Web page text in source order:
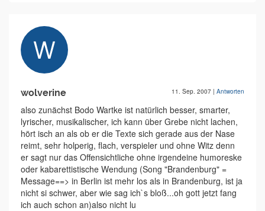
wolverine 11. Sep. 2007 | Antworten
also zunächst Bodo Wartke ist natürlich besser, smarter,
lyrischer, musikalischer, ich kann über Grebe nicht lachen,
hört isch an als ob er die Texte sich gerade aus der Nase
reimt, sehr holperig, flach, verspieler und ohne Witz denn
er sagt nur das Offensichtliche ohne irgendeine humoreske
oder kabarettistische Wendung (Song "Brandenburg" =
Message==> in Berlin ist mehr los als in Brandenburg, ist ja
nicht si schwer, aber wie sag ich`s bloß...oh gott jetzt fang
ich auch schon an)also nicht lu